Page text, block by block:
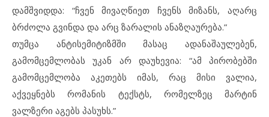
დამშვიდდა: “ჩვენ მივაღწიეთ ჩვენს მიზანს, აღარც
ბრძოლა გვინდა და არც ზარალის ანაზღაურება.”
თუმცა ანტისემიტიზმში მასაც ადანაშაულებენ,
გამომცემლობას უკან არ დაუხევია: “ამ პირობებში
გამომცემლობა აკეთებს იმას, რაც მისი ვალია,
აქვეყნებს რომანის ტექსტს, რომელზეც მარტინ
ვალზერი აგებს პასუხს.”